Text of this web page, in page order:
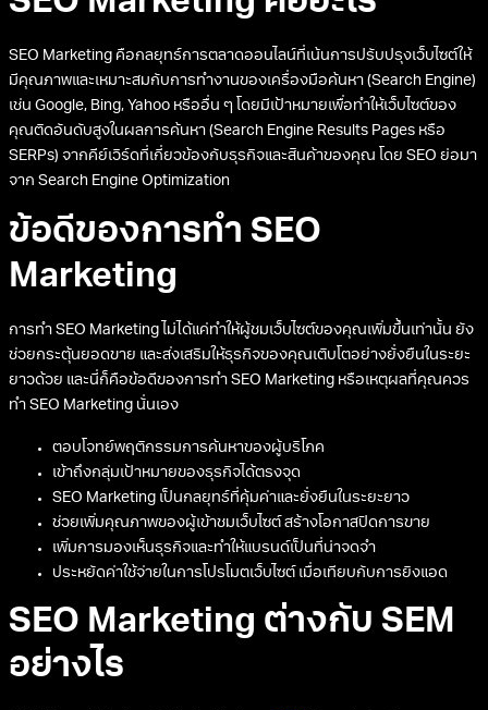
SEO Marketing คือกลยุทธ์การตลาดออนไลน์ที่เน้นการปรับปรุงเว็บไซต์ให้
มีคุณภาพและเหมาะสมกับการทำงานของเครื่องมือค้นหา (Search Engine)
เช่น Google, Bing, Yahoo หรืออื่น ๆ โดยมีเป้าหมายเพื่อทำให้เว็บไซต์ของ
คุณติดอันดับสูงในผลการค้นหา (Search Engine Results Pages หรือ
SERPs) จากคีย์เวิร์ดที่เกี่ยวข้องกับธุรกิจและสินค้าของคุณ โดย SEO ย่อมา
จาก Search Engine Optimization
ข้อดีของการทำ SEO
Marketing
การทำ SEO Marketing ไม่ได้แค่ทำให้ผู้ชมเว็บไซต์ของคุณเพิ่มขึ้นเท่านั้น ยัง
ช่วยกระตุ้นยอดขาย และส่งเสริมให้ธุรกิจของคุณเติบโตอย่างยั่งยืนในระยะ
ยาวด้วย และนี่ก็คือข้อดีของการทำ SEO Marketing หรือเหตุผลที่คุณควร
ทำ SEO Marketing นั่นเอง
ตอบโจทย์พฤติกรรมการค้นหาของผู้บริโภค
เข้าถึงกลุ่มเป้าหมายของธุรกิจได้ตรงจุด
SEO Marketing เป็นกลยุทธ์ที่คุ้มค่าและยั่งยืนในระยะยาว
ช่วยเพิ่มคุณภาพของผู้เข้าชมเว็บไซต์ สร้างโอกาสปิดการขาย
เพิ่มการมองเห็นธุรกิจและทำให้แบรนด์เป็นที่น่าจดจำ
ประหยัดค่าใช้จ่ายในการโปรโมตเว็บไซต์ เมื่อเทียบกับการยิงแอด
SEO Marketing ต่างกับ SEM
อย่างไร